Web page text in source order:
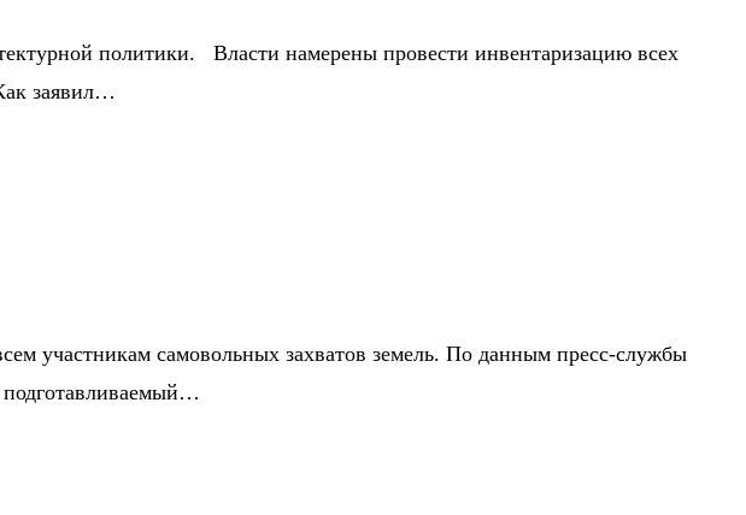
политики. Власти намерены провести инвентаризацию всех
заявил…
участникам самовольных захватов земель. По данным пресс-службы